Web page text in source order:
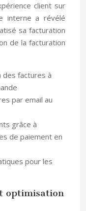
client sur
interne a révélé
sa facturation
de la facturation
des factures à
par email au
grâce à
de paiement en
pour les
optimisation